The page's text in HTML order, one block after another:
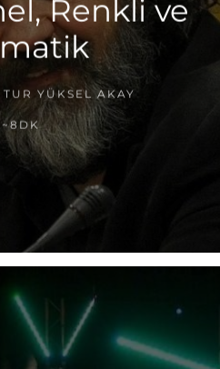
Renkli ve
YÜKSEL AKAY
~8DK